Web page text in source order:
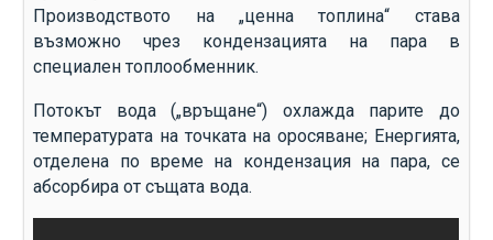
Производството на „ценна топлина“ става
възможно чрез кондензацията на пара в
специален топлообменник.
Потокът вода („връщане“) охлажда парите до
температурата на точката на оросяване; Енергията,
отделена по време на кондензация на пара, се
абсорбира от същата вода.